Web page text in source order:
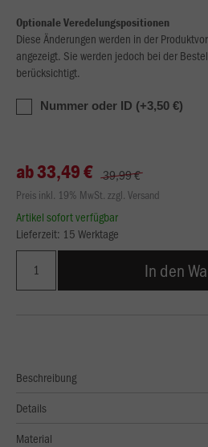
Optionale Veredelungspositionen
Diese Änderungen werden in der
angezeigt. Sie werden jedoch bei der
berücksichtigt.
Nummer oder ID (+3,50 €)
ab 33,49 € 39,99 €
Preis inkl. 19% MwSt. zzgl. Versand
Artikel sofort verfügbar
Lieferzeit: 15 Werktage
In den
Beschreibung
Details
Material